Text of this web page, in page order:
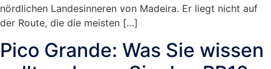
nördlichen Landesinneren von Madeira. Er liegt nicht auf
der Route, die die meisten […]
Pico Grande: Was Sie wissen